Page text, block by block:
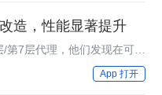
造，性能显著提升
7层代理，他们发现在可观
。
App 打开